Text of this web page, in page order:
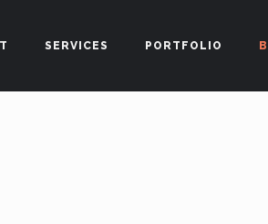
SERVICES PORTFOLIO